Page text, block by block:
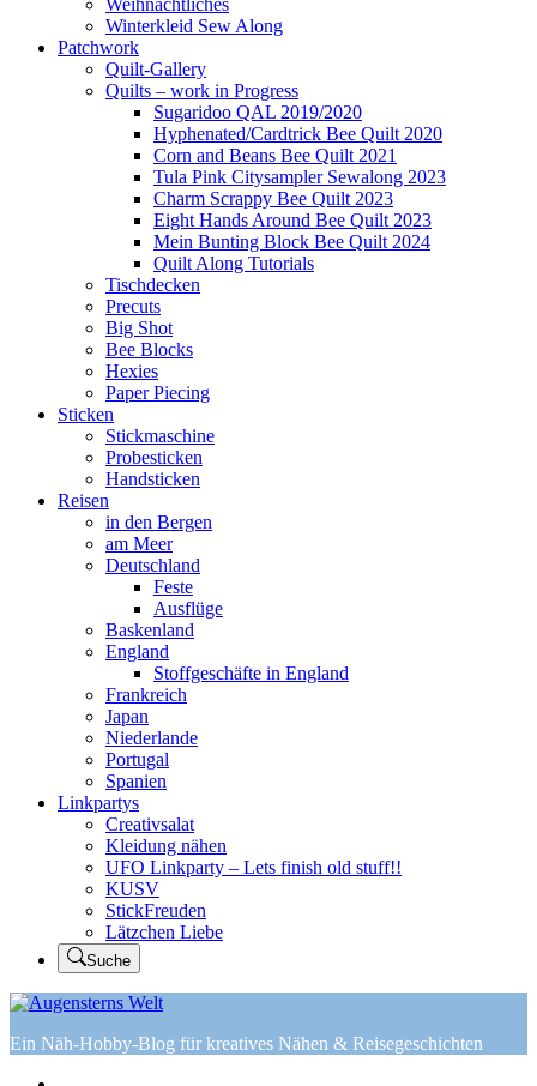
Winterkleid Sew Along
Patchwork
Quilt-Gallery
Quilts – work in Progress
Sugaridoo QAL 2019/2020
Hyphenated/Cardtrick Bee Quilt 2020
Corn and Beans Bee Quilt 2021
Tula Pink Citysampler Sewalong 2023
Charm Scrappy Bee Quilt 2023
Eight Hands Around Bee Quilt 2023
Mein Bunting Block Bee Quilt 2024
Quilt Along Tutorials
Tischdecken
Precuts
Big Shot
Bee Blocks
Hexies
Paper Piecing
Sticken
Stickmaschine
Probesticken
Handsticken
Reisen
in den Bergen
am Meer
Deutschland
Feste
Ausflüge
Baskenland
England
Stoffgeschäfte in England
Frankreich
Japan
Niederlande
Portugal
Spanien
Linkpartys
Creativsalat
Kleidung nähen
UFO Linkparty – Lets finish old stuff!!
KUSV
StickFreuden
Lätzchen Liebe
Suche
Ein Näh-Hobby-Blog für kreatives Nähen & Reisegeschichten